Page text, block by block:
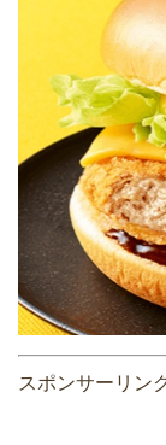
スポンサーリン